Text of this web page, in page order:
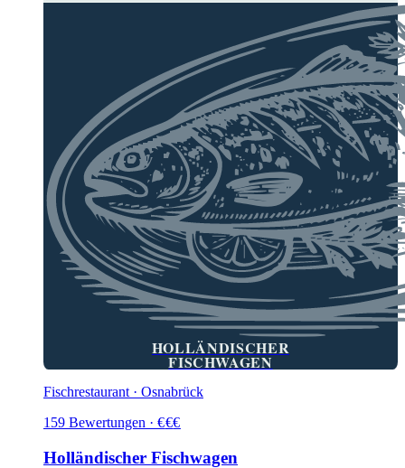
HOLLÄNDISCHER
FISCHWAGEN
Fischrestaurant · Osnabrück
159 Bewertungen · €€€
Holländischer Fischwagen